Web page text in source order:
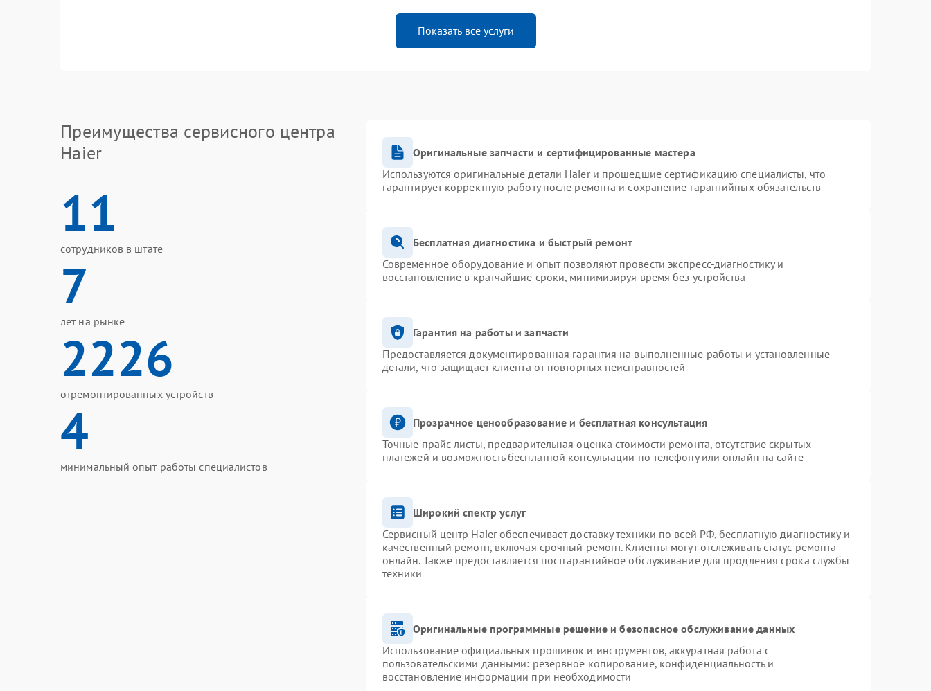
Показать все услуги
Преимущества сервисного центра
Haier
11
сотрудников в штате
7
лет на рынке
2226
отремонтированных устройств
4
минимальный опыт работы специалистов
Оригинальные запчасти и сертифицированные мастера
Используются оригинальные детали Haier и прошедшие сертификацию специалисты, что
гарантирует корректную работу после ремонта и сохранение гарантийных обязательств
Бесплатная диагностика и быстрый ремонт
Современное оборудование и опыт позволяют провести экспресс-диагностику и
восстановление в кратчайшие сроки, минимизируя время без устройства
Гарантия на работы и запчасти
Предоставляется документированная гарантия на выполненные работы и установленные
детали, что защищает клиента от повторных неисправностей
Прозрачное ценообразование и бесплатная консультация
Точные прайс-листы, предварительная оценка стоимости ремонта, отсутствие скрытых
платежей и возможность бесплатной консультации по телефону или онлайн на сайте
Широкий спектр услуг
Сервисный центр Haier обеспечивает доставку техники по всей РФ, бесплатную диагностику и
качественный ремонт, включая срочный ремонт. Клиенты могут отслеживать статус ремонта
онлайн. Также предоставляется постгарантийное обслуживание для продления срока службы
техники
Оригинальные программные решение и безопасное обслуживание данных
Использование официальных прошивок и инструментов, аккуратная работа с
пользовательскими данными: резервное копирование, конфиденциальность и
восстановление информации при необходимости